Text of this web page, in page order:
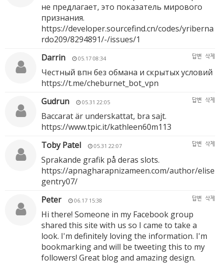
не предлагает, это показатель мирового
признания.
https://developer.sourcefind.cn/codes/yriberna
rdo209/8294891/-/issues/1
Darrin
05.17 08:34 답변 삭제
Честный впн без обмана и скрытых условий
https://t.me/cheburnet_bot_vpn
Gudrun
05.31 22:05 답변 삭제
Baccarat är underskattat, bra sajt.
https://www.tpic.it/kathleen60m113
Toby Patel
05.31 22:07 답변 삭제
Sprakande grafik på deras slots.
https://apnagharapnizameen.com/author/elise
gentry07/
Peter
06.17 15:38 답변 삭제
Hi there! Someone in my Facebook group
shared this site with us so I came to take a
look. I'm definitely loving the information. I'm
bookmarking and will be tweeting this to my
followers! Great blog and amazing design.